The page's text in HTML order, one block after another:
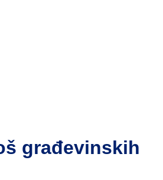
građevinskih